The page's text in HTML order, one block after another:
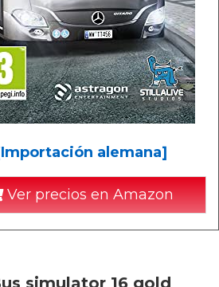
alemana]
Ver precios en Amazon
simulator 16 gold